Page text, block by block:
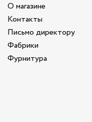
О магазине
Контакты
Письмо директору
Фабрики
Фурнитура